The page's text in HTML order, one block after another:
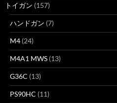
トイガン (157)
ハンドガン (7)
M4 (24)
M4A1 MWS (13)
G36C (13)
PS90HC (11)